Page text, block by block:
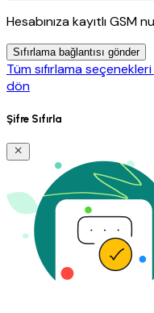
Hesabınıza kayıtlı GSM
Sıfırlama bağlantısı gönder
Tüm sıfırlama
dön
Şifre Sıfırla